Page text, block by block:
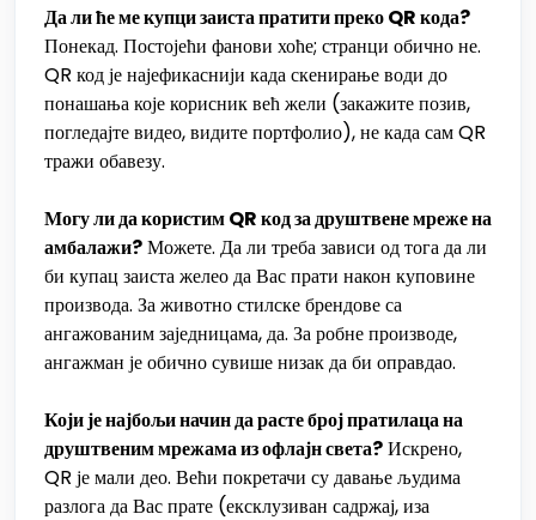
Да ли ће ме купци заиста пратити преко QR кода?
Понекад. Постојећи фанови хоће; странци обично не.
QR код је најефикаснији када скенирање води до
понашања које корисник већ жели (закажите позив,
погледајте видео, видите портфолио), не када сам QR
тражи обавезу.
Могу ли да користим QR код за друштвене мреже на
амбалажи?Можете. Да ли треба зависи од тога да ли
би купац заиста желео да Вас прати након куповине
производа. За животно стилске брендове са
ангажованим заједницама, да. За робне производе,
ангажман је обично сувише низак да би оправдао.
Који је најбољи начин да расте број пратилаца на
друштвеним мрежама из офлајн света?Искрено,
QR је мали део. Већи покретачи су давање људима
разлога да Вас прате (ексклузиван садржај, иза